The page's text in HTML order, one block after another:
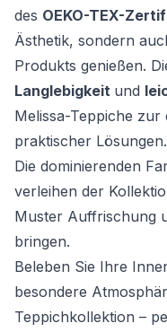
des OEKO-TEX-
Ästhetik, sondern
Produkts genießen.
Langlebigkeit und
Melissa-Teppiche
praktischer Lösungen.
Die dominierenden
verleihen der
Muster Auffrischung
bringen.
Beleben Sie Ihre
besondere
Teppichkollektion –